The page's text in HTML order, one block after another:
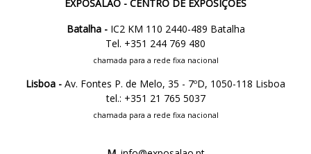
EXPOSALÃO - CENTRO DE EXPOSIÇÕES
Batalha -IC2 KM 110 2440-489 Batalha
Tel. +351 244 769 480
chamada para a rede fixa nacional
Lisboa - Av. Fontes P. de Melo, 35 - 7ºD, 1050-118 Lisboa
tel.: +351 21 765 5037
chamada para a rede fixa nacional